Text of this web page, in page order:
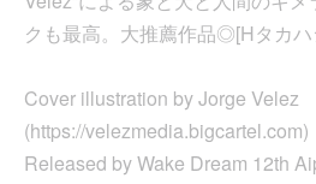
クも最高。大推薦作品◎[Hタカ
Cover illustration by Jorge Velez
(https://velezmedia.bigcartel.com)
Released by Wake Dream 12th